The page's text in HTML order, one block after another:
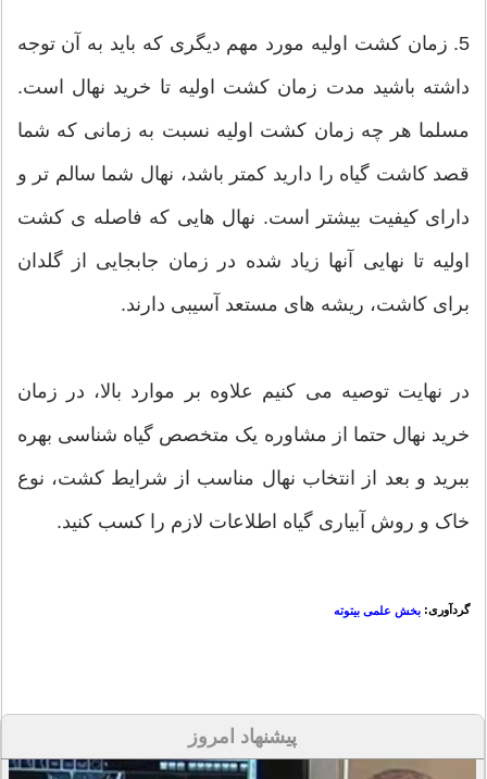
5. زمان کشت اولیه مورد مهم دیگری که باید به آن توجه
داشته باشید مدت زمان کشت اولیه تا خرید نهال است.
مسلما هر چه زمان کشت اولیه نسبت به زمانی که شما
قصد کاشت گیاه را دارید کمتر باشد، نهال شما سالم تر و
دارای کیفیت بیشتر است. نهال هایی که فاصله ی کشت
اولیه تا نهایی آنها زیاد شده در زمان جابجایی از گلدان
برای کاشت، ریشه های مستعد آسیبی دارند.
در نهایت توصیه می کنیم علاوه بر موارد بالا، در زمان
خرید نهال حتما از مشاوره یک متخصص گیاه شناسی بهره
ببرید و بعد از انتخاب نهال مناسب از شرایط کشت، نوع
خاک و روش آبیاری گیاه اطلاعات لازم را کسب کنید.
گردآوری: بخش علمی بیتوته
پیشنهاد امروز